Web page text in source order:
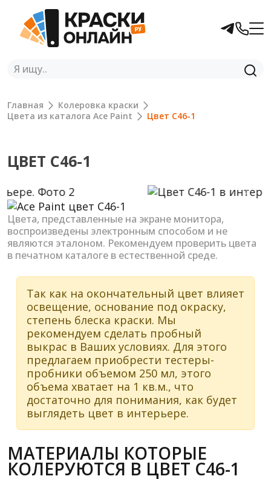
Главная
Колеровка краски
Цвета из каталога Ace Paint
Цвет C46-1
ЦВЕТ C46-1
Previous Next
Цвета, представленные на экране монитора,
воспроизведены электронным способом и не
являются эталоном. Рекомендуем проверить цвета
в печатном каталоге в естественной среде.
Так как на окончательный цвет влияет
освещение, основание под окраску,
степень блеска краски. Мы
рекомендуем сделать пробный
выкрас в Ваших условиях. Для этого
предлагаем приобрести тестеры-
пробники объемом 250 мл, этого
объема хватает на 1 кв.м., что
достаточно для понимания, как будет
выглядеть цвет в интерьере.
МАТЕРИАЛЫ КОТОРЫЕ
КОЛЕРУЮТСЯ В ЦВЕТ C46-1